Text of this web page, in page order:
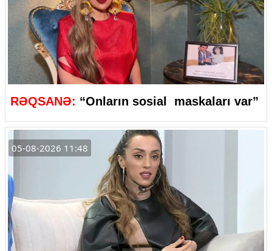
RƏQSANƏ: “Onların sosial maskaları var”
05-08-2026 11:48